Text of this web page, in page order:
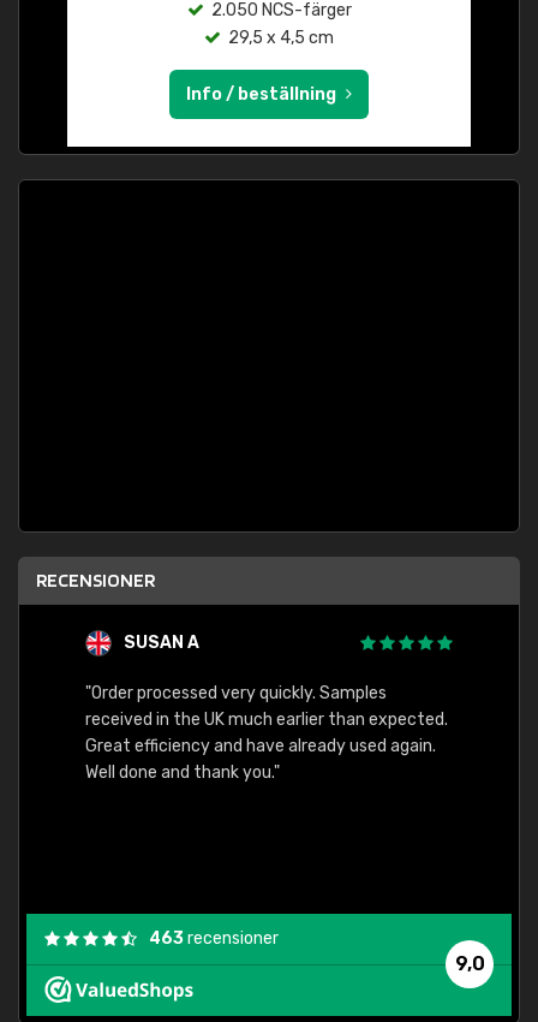
2.050 NCS-färger
29,5 x 4,5 cm
Info / beställning
RECENSIONER
SUSAN A
"Order processed very quickly. Samples
received in the UK much earlier than expected.
Great efficiency and have already used again.
Well done and thank you."
9,0
463recensioner